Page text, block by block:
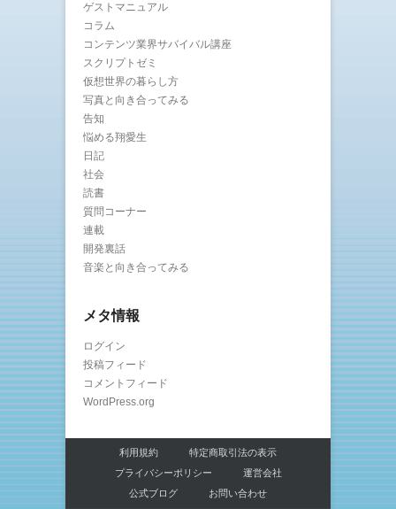
ゲストマニュアル
コラム
コンテンツ業界サバイバル講座
スクリプトゼミ
仮想世界の暮らし方
写真と向き合ってみる
告知
悩める翔愛生
日記
社会
読書
質問コーナー
連載
開発裏話
音楽と向き合ってみる
メタ情報
ログイン
投稿フィード
コメントフィード
WordPress.org
利用規約
特定商取引法の表示
プライバシーポリシー
運営会社
公式ブログ
お問い合わせ